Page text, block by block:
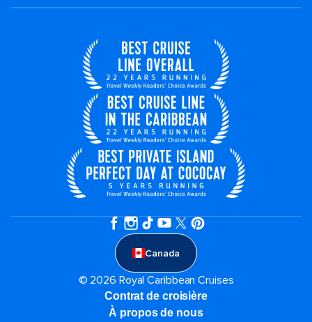
Canada
© 2026 Royal Caribbean Cruises
Contrat de croisière
À propos de nous